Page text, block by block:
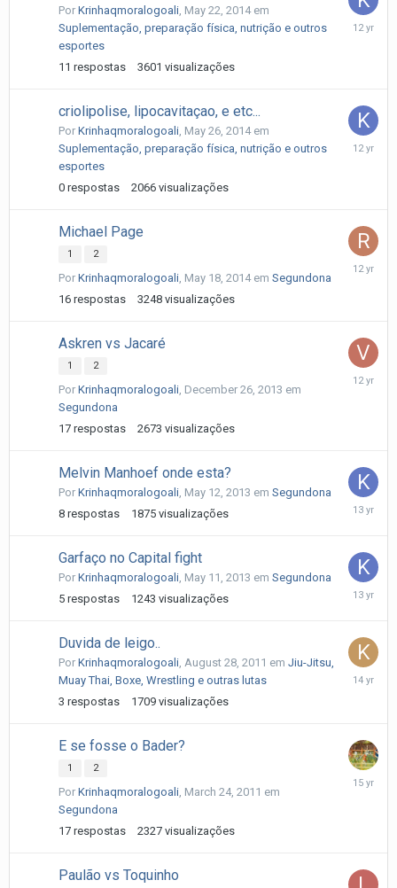
Por Krinhaqmoralogoali May 22, 2014em
Suplementação, preparação física, nutrição e outros
esportes
11 respostas 3601 visualizações
May
criolipolise, lipocavitaçao, e etc...
Por Krinhaqmoralogoali May 26, 2014em
Suplementação, preparação física, nutrição e outros
esportes
0 respostas 2066 visualizações
May
Michael Page
1 2
Por Krinhaqmoralogoali May 18, 2014em Segundona
16 respostas 3248 visualizações
May
Askren vs Jacaré
1 2
Por Krinhaqmoralogoali December 26, 2013 em
Segundona
17 respostas 2673 visualizações
Melvin Manhoef onde esta?
Por Krinhaqmoralogoali May 12, 2013 em Segundona
8 respostas 1875 visualizações
May
Garfaço no Capital fight
Por Krinhaqmoralogoali May 11, 2013 em Segundona
5 respostas 1243 visualizações
May
Duvida de leigo..
Por Krinhaqmoralogoali August 28, 2011 em Jiu-Jitsu,
Muay Thai, Boxe, Wrestling e outras lutas
3 respostas 1709 visualizações
E se fosse o Bader?
1 2
Por Krinhaqmoralogoali March 24, 2011 em
Segundona
17 respostas 2327 visualizações
March
Paulão vs Toquinho